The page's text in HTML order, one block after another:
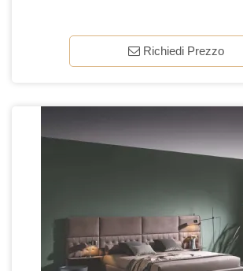
Richiedi Prezzo